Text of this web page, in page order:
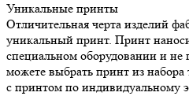
Уникальные принты
Отличительная черта изделий
уникальный принт. Принт
специальном оборудовании и
можете выбрать принт из набора
с принтом по индивидуальному